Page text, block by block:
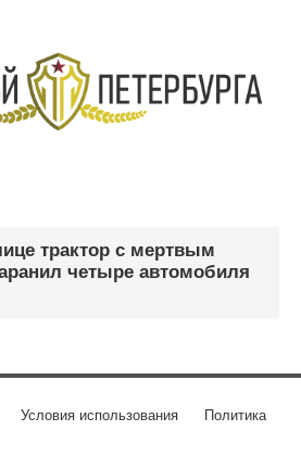
трактор с мертвым
четыре автомобиля
Условия использования
Политика